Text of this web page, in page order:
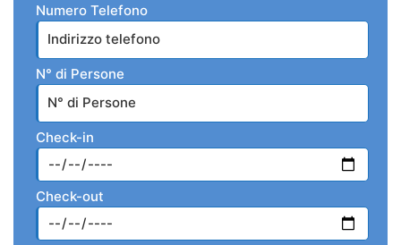
Numero Telefono
N° di Persone
Check-in
Check-out